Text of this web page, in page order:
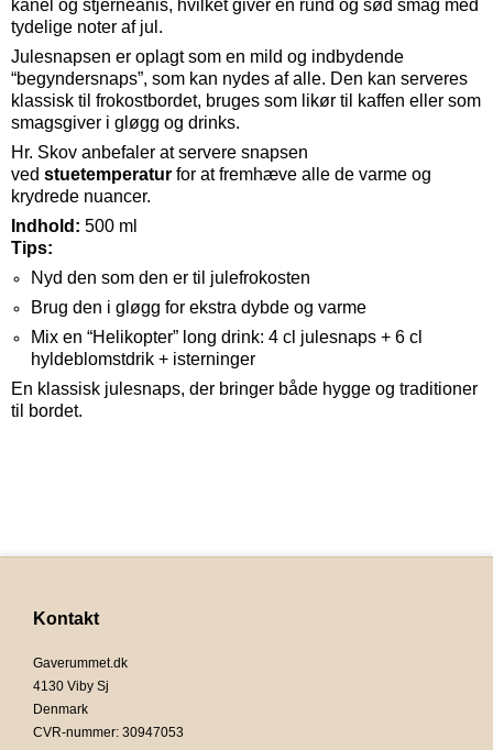
kanel og stjerneanis, hvilket giver en rund og sød smag med
tydelige noter af jul.
Julesnapsen er oplagt som en mild og indbydende
“begyndersnaps”, som kan nydes af alle. Den kan serveres
klassisk til frokostbordet, bruges som likør til kaffen eller som
smagsgiver i gløgg og drinks.
Hr. Skov anbefaler at servere snapsen
ved stuetemperatur for at fremhæve alle de varme og
krydrede nuancer.
Indhold: 500 ml
Tips:
Nyd den som den er til julefrokosten
Brug den i gløgg for ekstra dybde og varme
Mix en “Helikopter” long drink: 4 cl julesnaps + 6 cl
hyldeblomstdrik + isterninger
En klassisk julesnaps, der bringer både hygge og traditioner
til bordet.
Kontakt
Gaverummet.dk
4130 Viby Sj
Denmark
CVR-nummer: 30947053